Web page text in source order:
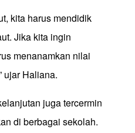
kita harus mendidik
Jika kita ingin
menanamkan nilai
ujar Haliana.
juga tercermin
di berbagai sekolah.